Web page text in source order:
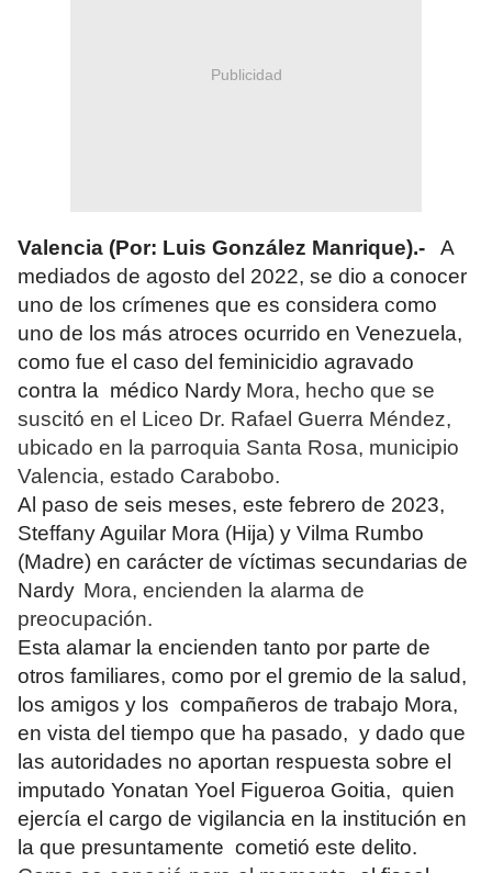
Publicidad
Valencia (Por: Luis González Manrique).- A
mediados de agosto del 2022, se dio a conocer
uno de los crímenes que es considera como
uno de los más atroces ocurrido en Venezuela,
como fue el caso del feminicidio agravado
contra la médico Nardy Mora, hecho que se
suscitó en el Liceo Dr. Rafael Guerra Méndez,
ubicado en la parroquia Santa Rosa, municipio
Valencia, estado Carabobo.
Al paso de seis meses, este febrero de 2023,
Steffany Aguilar Mora (Hija) y Vilma Rumbo
(Madre) en carácter de víctimas secundarias de
Nardy Mora, encienden la alarma de
preocupación.
Esta alamar la encienden tanto por parte de
otros familiares, como por el gremio de la salud,
los amigos y los compañeros de trabajo Mora,
en vista del tiempo que ha pasado, y dado que
las autoridades no aportan respuesta sobre el
imputado Yonatan Yoel Figueroa Goitia, quien
ejercía el cargo de vigilancia en la institución en
la que presuntamente cometió este delito.